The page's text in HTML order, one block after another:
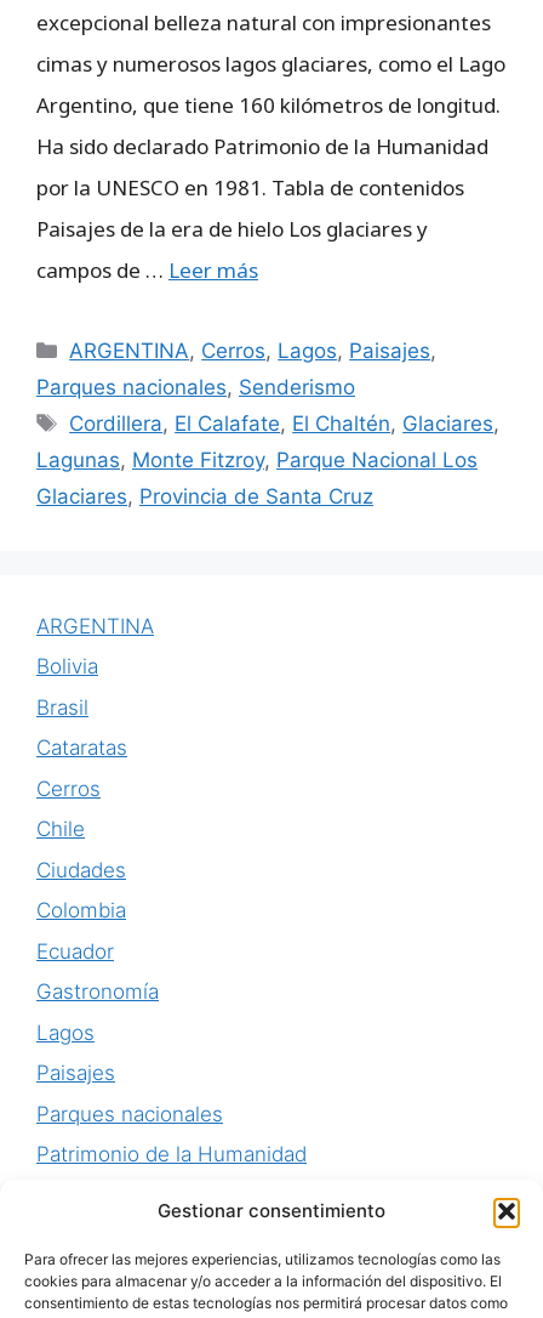
Gestionar consentimiento
Para ofrecer las mejores experiencias, utilizamos tecnologías como las
cookies para almacenar y/o acceder a la información del dispositivo. El
consentimiento de estas tecnologías nos permitirá procesar datos como
excepcional belleza natural con impresionantes
cimas y numerosos lagos glaciares, como el Lago
Argentino, que tiene 160 kilómetros de longitud.
Ha sido declarado Patrimonio de la Humanidad
por la UNESCO en 1981. Tabla de contenidos
Paisajes de la era de hielo Los glaciares y
campos de … Leer más
Categorías
ARGENTINA, Cerros, Lagos, Paisajes,
Parques nacionales, Senderismo
Etiquetas
Cordillera, El Calafate, El Chaltén, Glaciares,
Lagunas, Monte Fitzroy, Parque Nacional Los
Glaciares, Provincia de Santa Cruz
ARGENTINA
Bolivia
Brasil
Cataratas
Cerros
Chile
Ciudades
Colombia
Ecuador
Gastronomía
Lagos
Paisajes
Parques nacionales
Patrimonio de la Humanidad
Senderismo